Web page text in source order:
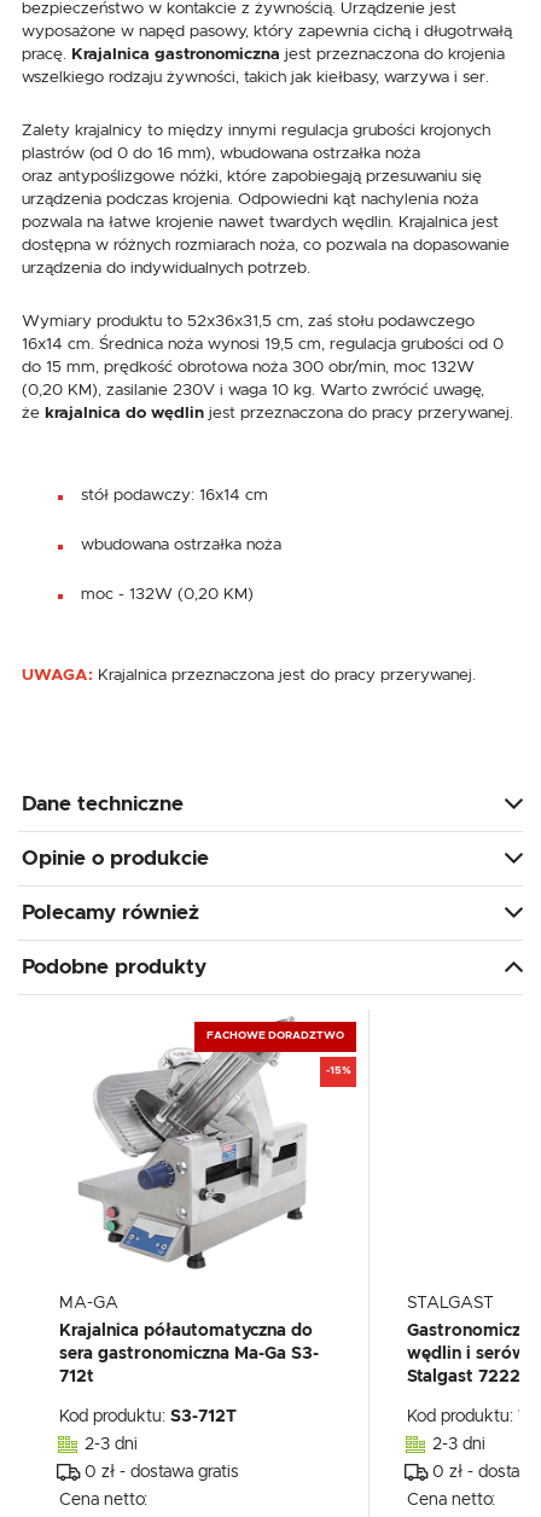
bezpieczeństwo w kontakcie z żywnością. Urządzenie jest
wyposażone w napęd pasowy, który zapewnia cichą i długotrwałą
pracę. Krajalnica gastronomiczna jest przeznaczona do krojenia
wszelkiego rodzaju żywności, takich jak kiełbasy, warzywa i ser.
Zalety krajalnicy to między innymi regulacja grubości krojonych
plastrów (od 0 do 16 mm), wbudowana ostrzałka noża
oraz antypoślizgowe nóżki, które zapobiegają przesuwaniu się
urządzenia podczas krojenia. Odpowiedni kąt nachylenia noża
pozwala na łatwe krojenie nawet twardych wędlin. Krajalnica jest
dostępna w różnych rozmiarach noża, co pozwala na dopasowanie
urządzenia do indywidualnych potrzeb.
Wymiary produktu to 52x36x31,5 cm, zaś stołu podawczego
16x14 cm. Średnica noża wynosi 19,5 cm, regulacja grubości od 0
do 15 mm, prędkość obrotowa noża 300 obr/min, moc 132W
(0,20 KM), zasilanie 230V i waga 10 kg. Warto zwrócić uwagę,
że krajalnica do wędlin jest przeznaczona do pracy przerywanej.
stół podawczy: 16x14 cm
wbudowana ostrzałka noża
moc - 132W (0,20 KM)
UWAGA: Krajalnica przeznaczona jest do pracy przerywanej.
Dane techniczne
Opinie o produkcie
Polecamy również
Podobne produkty
FACHOWE DORADZTWO
-15%
MA-GA
Krajalnica półautomatyczna do
sera gastronomiczna Ma-Ga S3-
712t
Kod produktu: S3-712T
2-3 dni
0 zł - dostawa gratis
Cena netto:
STALGAST
wędlin i serów
Stalgast
Kod produktu:
2-3 dni
0 zł -
Cena netto: